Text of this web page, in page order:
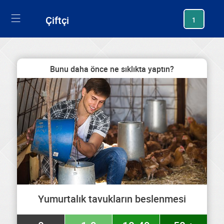
Çiftçi 1
Bunu daha önce ne sıklıkta yaptın?
Yumurtalık tavukların beslenmesi